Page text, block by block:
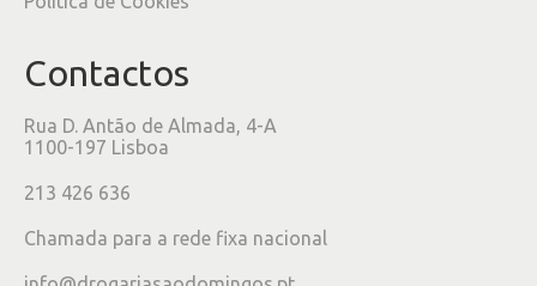
Contactos
Rua D. Antão de Almada, 4-A
1100-197 Lisboa
213 426 636
Chamada para a rede fixa nacional